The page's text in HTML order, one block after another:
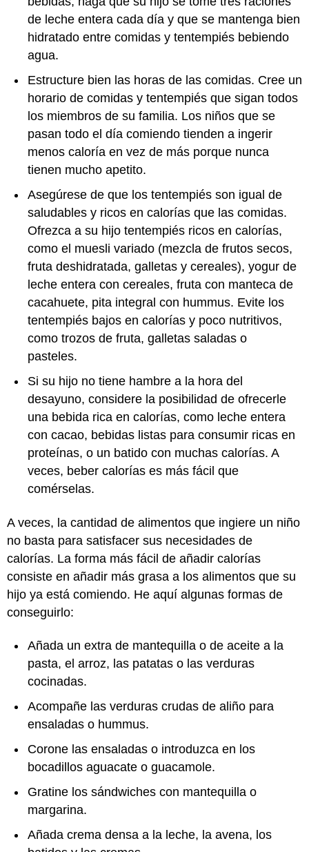
de leche entera cada día y que se mantenga bien
hidratado entre comidas y tentempiés bebiendo
agua.
Estructure bien las horas de las comidas. Cree un
horario de comidas y tentempiés que sigan todos
los miembros de su familia. Los niños que se
pasan todo el día comiendo tienden a ingerir
menos caloría en vez de más porque nunca
tienen mucho apetito.
Asegúrese de que los tentempiés son igual de
saludables y ricos en calorías que las comidas.
Ofrezca a su hijo tentempiés ricos en calorías,
como el muesli variado (mezcla de frutos secos,
fruta deshidratada, galletas y cereales), yogur de
leche entera con cereales, fruta con manteca de
cacahuete, pita integral con hummus. Evite los
tentempiés bajos en calorías y poco nutritivos,
como trozos de fruta, galletas saladas o
pasteles.
Si su hijo no tiene hambre a la hora del
desayuno, considere la posibilidad de ofrecerle
una bebida rica en calorías, como leche entera
con cacao, bebidas listas para consumir ricas en
proteínas, o un batido con muchas calorías. A
veces, beber calorías es más fácil que
comérselas.
A veces, la cantidad de alimentos que ingiere un niño
no basta para satisfacer sus necesidades de
calorías. La forma más fácil de añadir calorías
consiste en añadir más grasa a los alimentos que su
hijo ya está comiendo. He aquí algunas formas de
conseguirlo:
Añada un extra de mantequilla o de aceite a la
pasta, el arroz, las patatas o las verduras
cocinadas.
Acompañe las verduras crudas de aliño para
ensaladas o hummus.
Corone las ensaladas o introduzca en los
bocadillos aguacate o guacamole.
Gratine los sándwiches con mantequilla o
margarina.
Añada crema densa a la leche, la avena, los